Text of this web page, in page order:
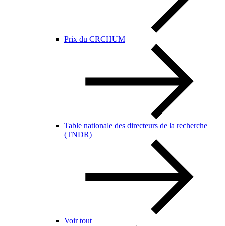
Prix du CRCHUM
Table nationale des directeurs de la recherche
(TNDR)
Voir tout